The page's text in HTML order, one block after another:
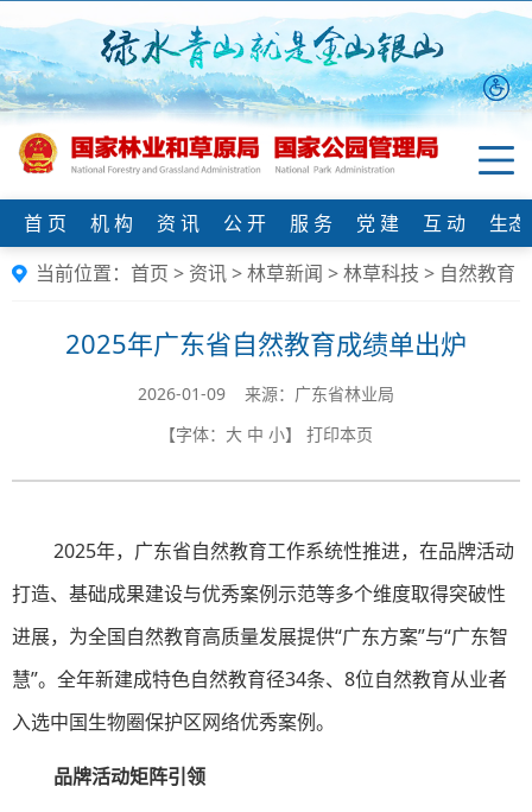
首 页 机 构 资 讯 公 开 服 务 党 建 互 动
生
当前位置： 首页 > 资讯>林草新闻 >林草科技 > 自然教育
2025年广东省自然教育成绩单出炉
2026-01-09 来源：广东省林业局
【字体： 大 中 小】 打印本页
2025年，广东省自然教育工作系统性推进，在品牌活动
打造、基础成果建设与优秀案例示范等多个维度取得突破性
进展，为全国自然教育高质量发展提供“广东方案”与“广东智
慧”。全年新建成特色自然教育径34条、8位自然教育从业者
入选中国生物圈保护区网络优秀案例。
品牌活动矩阵引领